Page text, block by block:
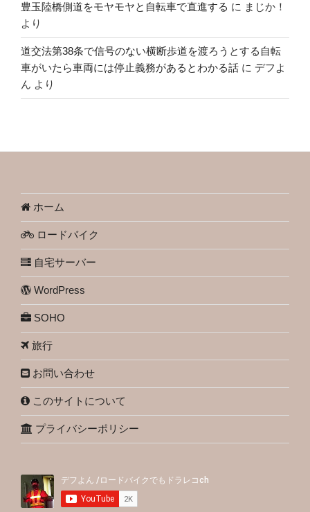
豊玉陸橋側道をモヤモヤと自転車で直進する に まじか！
より
道交法第38条で信号のない横断歩道を渡ろうとする自転
車がいたら車両には停止義務があるとわかる話 に デフよ
ん より
ホーム
ロードバイク
自宅サーバー
WordPress
SOHO
旅行
お問い合わせ
このサイトについて
プライバシーポリシー